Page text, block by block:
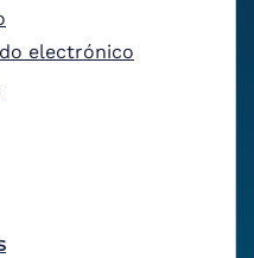
electrónico